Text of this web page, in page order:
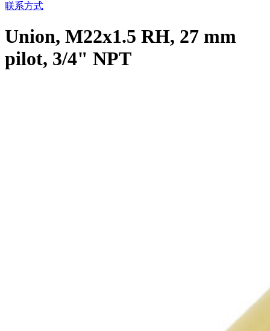
联系方式
Union, M22x1.5 RH, 27 mm
pilot, 3/4" NPT